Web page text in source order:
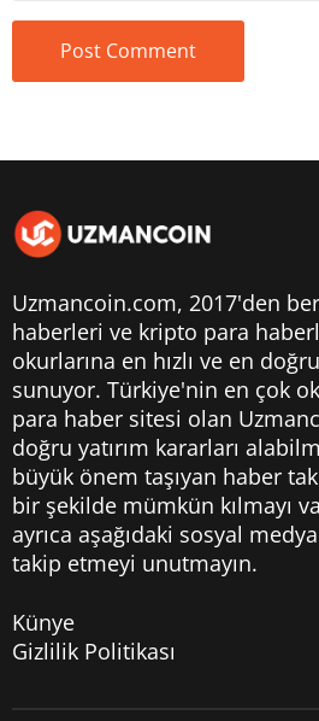
Uzmancoin.com, 2017'den
haberleri ve kripto para
okurlarına en hızlı ve en
sunuyor. Türkiye'nin en çok
para haber sitesi olan
doğru yatırım kararları
büyük önem taşıyan haber
bir şekilde mümkün kılmayı
ayrıca aşağıdaki sosyal
takip etmeyi unutmayın.
Künye
Gizlilik Politikası